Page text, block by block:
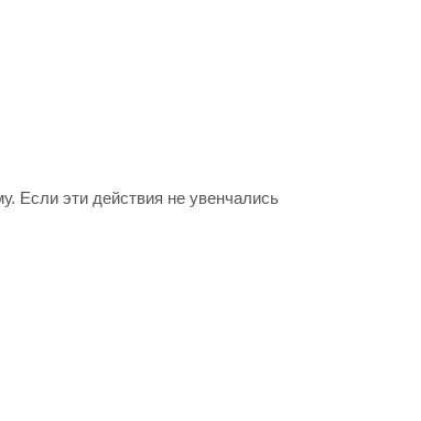
Если эти действия не увенчались